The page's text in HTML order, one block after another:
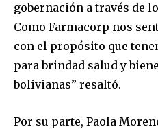
gobernación a través de
Como Farmacorp nos
con el propósito que
para brindad salud y
bolivianas” resaltó.
Por su parte, Paola